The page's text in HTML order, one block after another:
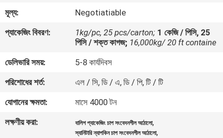
মান
নিয়ন্ত্রণ
আমাদের
সাথে
করুন
মূল্য:
Negotiatiable
প্যাকেজিং বিবরণ:
1kg/pc, 25 pcs/carton; 1 কেজি / পিসি, 25
পিসি / শক্ত কাগজ; 16,000kg/ 20 ft containe
ডেলিভারি সময়:
5-8 কার্যদিবস
পরিশোধের শর্ত:
এল / সি, ডি / এ, ডি / পি, টি / টি
যোগানের ক্ষমতা:
মাসে 4000 টন
লক্ষণীয় করা:
বালিশ প্যাকেজিং চাপ সংবেদনশীল আঠালো,
স্যানিটারি ন্যাপকিন চাপ সংবেদনশীল আঠালো,